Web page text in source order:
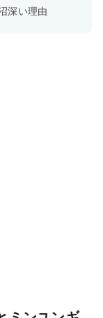
深い理由